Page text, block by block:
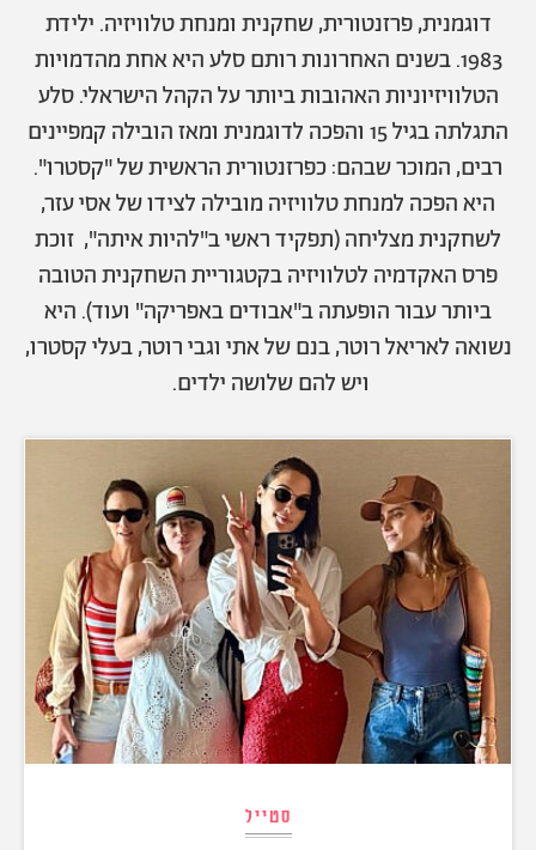
תרבות ופנאי
הפקות אופנה
עיצוב
קריירה
יחסים
משפחה
חופש
תוכן מקודם
מי אנחנו
תנאי שימוש
מדיניות פרטיות
הצהרת נגישות
שירות לקוחות למנויים
כתבו לנו
© יובל סיגלר תקשורת בע"מ 2026
Designed, Developed and Powered byRGB Media
דוגמנית, פרזנטורית, שחקנית ומנחת טלוויזיה. ילידת
1983. בשנים האחרונות רותם סלע היא אחת מהדמויות
הטלוויזיוניות האהובות ביותר על הקהל הישראלי. סלע
התגלתה בגיל 15 והפכה לדוגמנית ומאז הובילה קמפיינים
רבים, המוכר שבהם: כפרזנטורית הראשית של "קסטרו".
היא הפכה למנחת טלוויזיה מובילה לצידו של אסי עזר,
לשחקנית מצליחה (תפקיד ראשי ב"להיות איתה", זוכת
פרס האקדמיה לטלוויזיה בקטגוריית השחקנית הטובה
ביותר עבור הופעתה ב"אבודים באפריקה" ועוד). היא
נשואה לאריאל רוטר, בנם של אתי וגבי רוטר, בעלי קסטרו,
ויש להם שלושה ילדים.
סטייל